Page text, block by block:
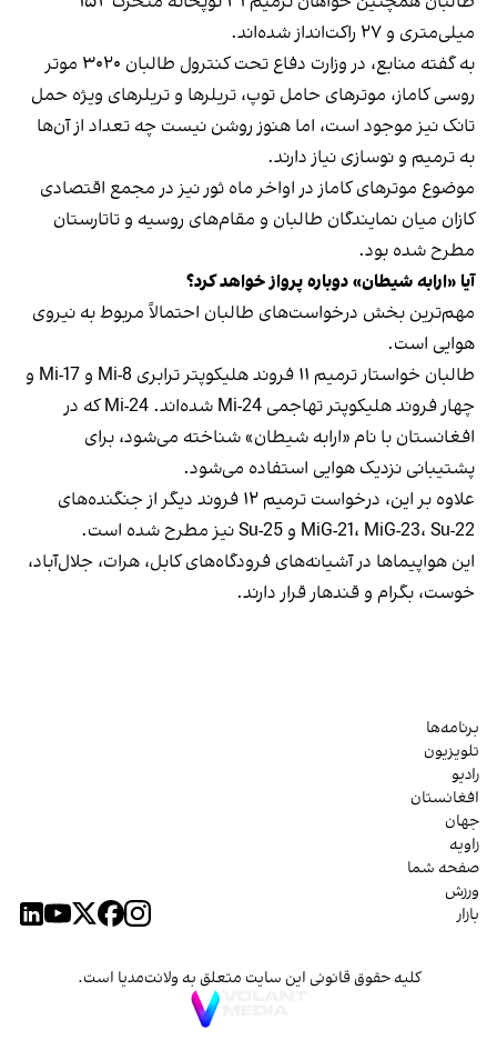
میلی‌متری و ۲۷ راکت‌انداز شده‌اند.
به گفته منابع، در وزارت دفاع تحت کنترول طالبان ۳۰۲۰ موتر
روسی کاماز، موترهای حامل توپ، تریلرها و تریلرهای ویژه حمل
تانک نیز موجود است، اما هنوز روشن نیست چه تعداد از آن‌ها
به ترمیم و نوسازی نیاز دارند.
موضوع موترهای کاماز در اواخر ماه ثور نیز در مجمع اقتصادی
کازان میان نمایندگان طالبان و مقام‌های روسیه و تاتارستان
مطرح شده بود.
آیا «ارابه شیطان» دوباره پرواز خواهد کرد؟
مهم‌ترین بخش درخواست‌های طالبان احتمالاً مربوط به نیروی
هوایی است.
طالبان خواستار ترمیم ۱۱ فروند هلیکوپتر ترابری Mi-8 و Mi-17 و
چهار فروند هلیکوپتر تهاجمی Mi-24 شده‌اند. Mi-24 که در
افغانستان با نام «ارابه شیطان» شناخته می‌شود، برای
پشتیبانی نزدیک هوایی استفاده می‌شود.
علاوه بر این، درخواست ترمیم ۱۲ فروند دیگر از جنگنده‌های
MiG-21، MiG-23، Su-22 و Su-25 نیز مطرح شده است.
این هواپیماها در آشیانه‌های فرودگاه‌های کابل، هرات، جلال‌آباد،
خوست، بگرام و قندهار قرار دارند.
برنامه‌ها
تلویزیون
رادیو
افغانستان
جهان
زاویه
صفحه شما
ورزش
بازار
کلیه حقوق قانونی این سایت متعلق به ولانت‌مدیا است.